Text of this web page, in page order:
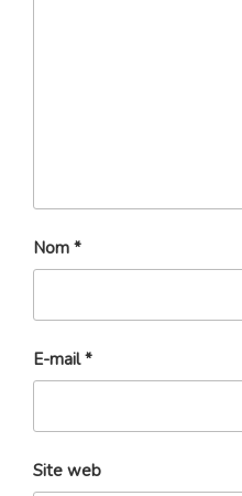
Nom *
E-mail*
Site web